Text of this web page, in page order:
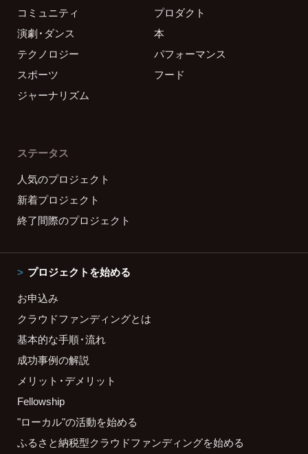
コミュニティ
プロダクト
演劇・ダンス
本
テクノロジー
パフォーマンス
スポーツ
フード
ジャーナリズム
ステータス
人気のプロジェクト
新着プロジェクト
終了間際のプロジェクト
プロジェクトを始める
お申込み
クラウドファンディングとは
基本的な手順・流れ
成功事例の解説
メリット・デメリット
Fellowship
"ローカル"の活動を始める
ふるさと納税型クラウドファンディングを始める